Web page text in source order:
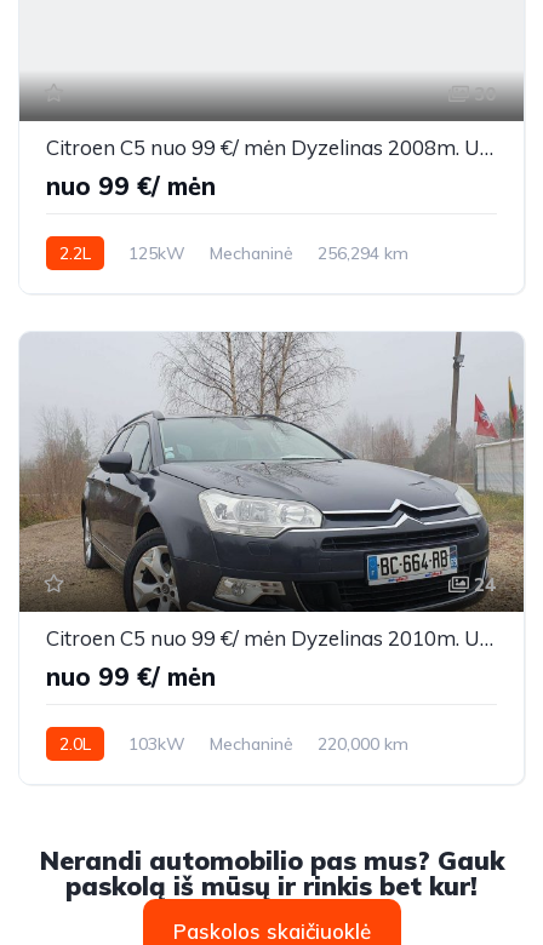
30
Citroen C5 nuo 99 €/ mėn Dyzelinas 2008m. Universalas Mechaninė
nuo 99 €/ mėn
2.2L 125kW Mechaninė
256,294 km
24
Citroen C5 nuo 99 €/ mėn Dyzelinas 2010m. Universalas Mechaninė
nuo 99 €/ mėn
2.0L 103kW Mechaninė
220,000 km
Nerandi automobilio pas mus? Gauk
paskolą iš mūsų ir rinkis bet kur!
Paskolos skaičiuoklė